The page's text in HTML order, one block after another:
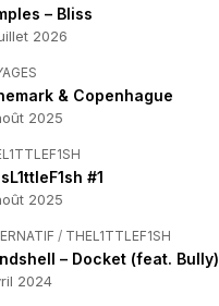
– Bliss
2026
& Copenhague
2025
#1
2025
/ THEL1TTLEF1SH
– Docket (feat. Bully)
2024